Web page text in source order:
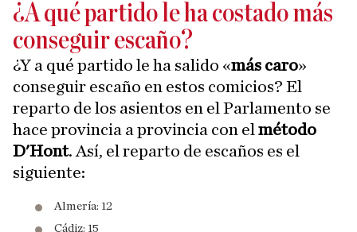
¿A qué partido le ha costado más
conseguir escaño?
¿Y a qué partido le ha salido «más caro»
conseguir escaño en estos comicios? El
reparto de los asientos en el Parlamento se
hace provincia a provincia con el método
D'Hont. Así, el reparto de escaños es el
siguiente:
Almería: 12
Cádiz: 15